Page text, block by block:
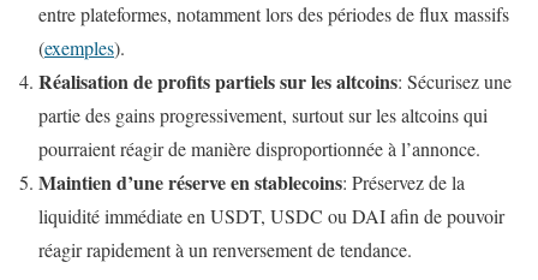
entre plateformes, notamment lors des périodes de flux massifs
(exemples).
Réalisation de profits partiels sur les altcoins: Sécurisez une
partie des gains progressivement, surtout sur les altcoins qui
pourraient réagir de manière disproportionnée à l’annonce.
Maintien d’une réserve en stablecoins: Préservez de la
liquidité immédiate en USDT, USDC ou DAI afin de pouvoir
réagir rapidement à un renversement de tendance.